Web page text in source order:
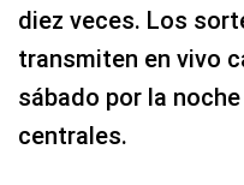
diez veces. Los
transmiten en vivo
sábado por la
centrales.